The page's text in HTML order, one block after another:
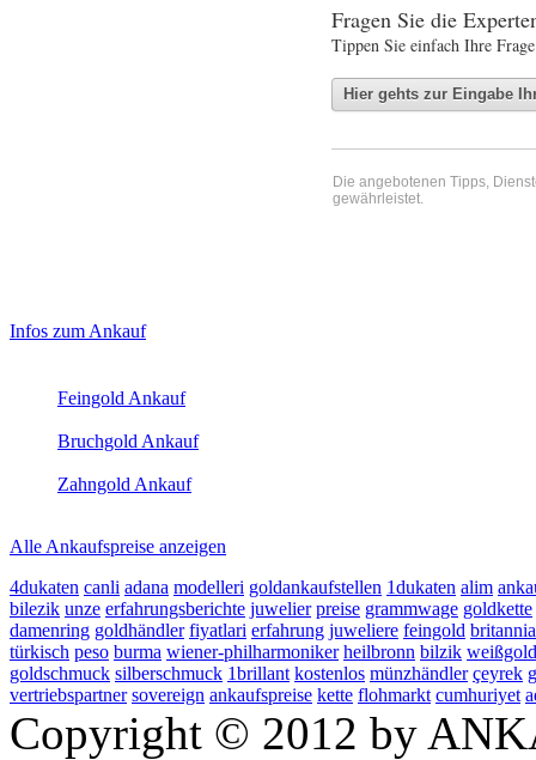
Fragen Sie die
Tippen Sie einfach Ihre
Die angebotenen Tipps,
gewährleistet.
Sidebar
Infos zum Ankauf
Feingold Ankauf
Bruchgold Ankauf
Zahngold Ankauf
Alle Ankaufspreise anzeigen
4dukaten canli adana modelleri goldankaufstellen 1dukaten alim
bilezik unze erfahrungsberichte juwelier preise grammwage goldkette
damenring goldhändler fiyatlari erfahrung juweliere feingold britannia
türkisch peso burma wiener-philharmoniker heilbronn bilzik weißgold
goldschmuck silberschmuck 1brillant kostenlos münzhändler çeyrek
vertriebspartner sovereign ankaufspreise kette flohmarkt cumhuriyet
Copyright © 2012 by